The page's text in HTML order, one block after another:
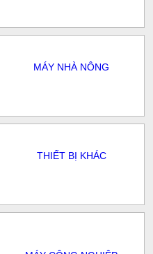
MÁY NHÀ NÔNG
THIẾT BỊ KHÁC